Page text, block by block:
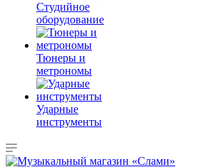
Студийное
оборудование
Тюнеры и
метрономы
Ударные
инструменты